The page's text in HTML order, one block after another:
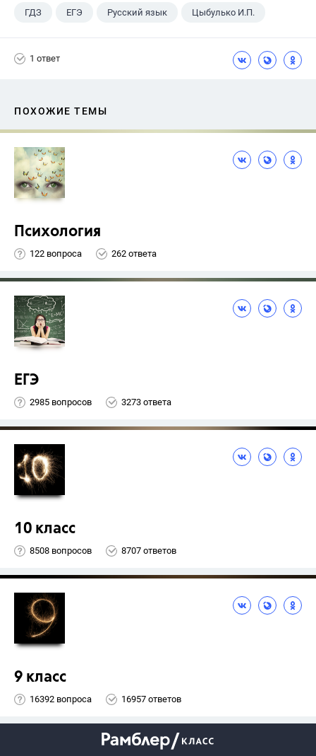
ГДЗ ЕГЭ Русский язык Цыбулько И.П.
1 ответ
ПОХОЖИЕ ТЕМЫ
Психология
122 вопроса 262 ответа
ЕГЭ
2985 вопросов 3273 ответа
10 класс
8508 вопросов 8707 ответов
9 класс
16392 вопроса 16957 ответов